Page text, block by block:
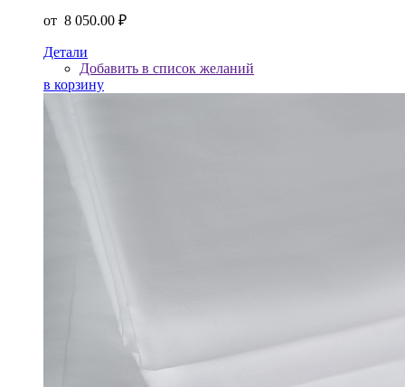
от 8 050.00 ₽
Детали
Добавить в список желаний
в корзину